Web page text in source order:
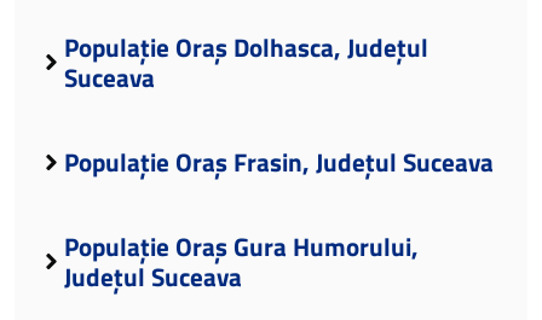
Populație Oraș Dolhasca, Județul
Suceava
Populație Oraș Frasin, Județul Suceava
Populație Oraș Gura Humorului,
Județul Suceava